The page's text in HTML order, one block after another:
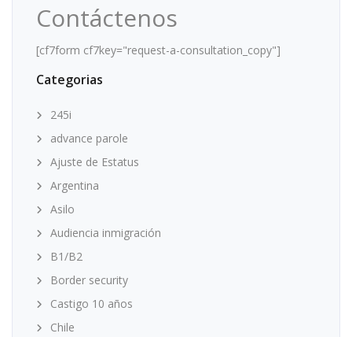
Contáctenos
[cf7form cf7key="request-a-consultation_copy"]
Categorias
245i
advance parole
Ajuste de Estatus
Argentina
Asilo
Audiencia inmigración
B1/B2
Border security
Castigo 10 años
Chile